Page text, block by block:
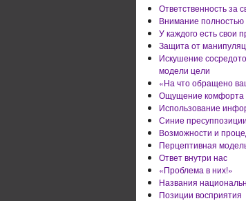
Ответственность за
Внимание полностью
У каждого есть свои
Защита от
Искушение
модели цели
«На что обращено
Ощущение комфорта
Использование
Синие пресуппозиции
Возможности и
Перцептивная
Ответ внутри нас
«Проблема в них!»
Названия
Позиции восприятия